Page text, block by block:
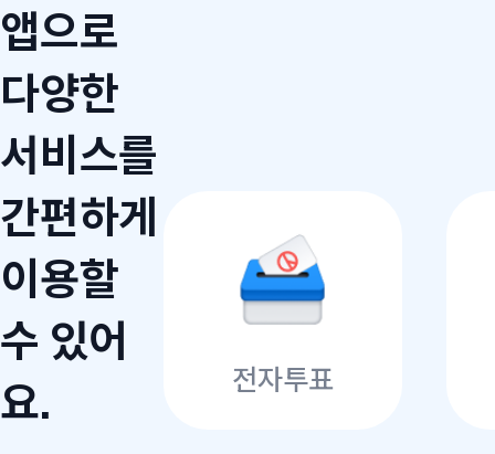
앱으로
다양한
서비스를
간편하게
이용할
수 있어
요.
전자투표